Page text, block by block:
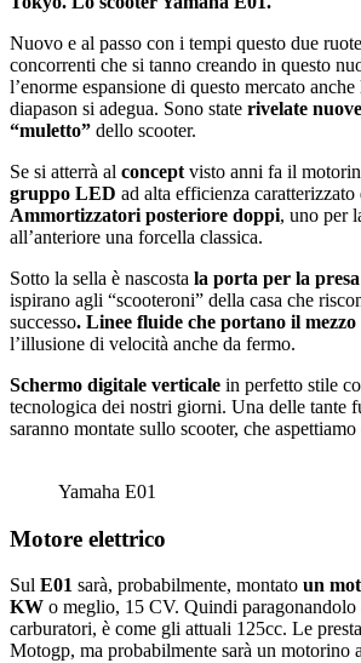
Nuovo e al passo con i tempi questo due
concorrenti che si tanno creando in questo
l’enorme espansione di questo mercato
diapason si adegua. Sono state rivelate
“muletto” dello scooter.
Se si atterrà al concept visto anni fa il
gruppo LED ad alta efficienza
Ammortizzatori posteriore doppi, uno per
all’anteriore una forcella classica.
Sotto la sella è nascosta la porta per la
ispirano agli “scooteroni” della casa che
successo. Linee fluide che portano il
l’illusione di velocità anche da fermo.
Schermo digitale verticale in perfetto stile
tecnologica dei nostri giorni. Una delle tante
saranno montate sullo scooter, che aspettiamo
Yamaha E01
Motore elettrico
Sul E01 sarà, probabilmente, montato un
KW o meglio, 15 CV. Quindi paragonandolo
carburatori, è come gli attuali 125cc. Le
Motogp, ma probabilmente sarà un motorino